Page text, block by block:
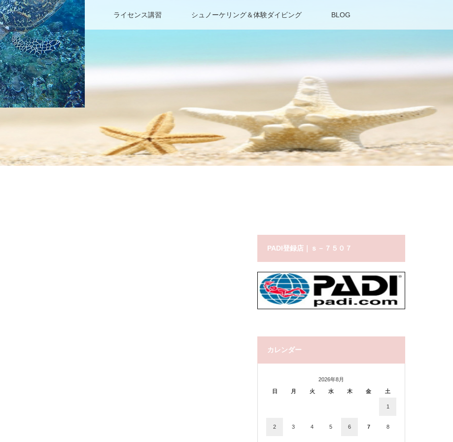
ファンダイビング ライセンス講習 シュノーケリング＆体験ダイビング BLOG
PADI登録店｜ｓ－７５０７
カレンダー
2026年8月
日
月 火 水 木 金 土
1
2 3 4 5 6 7 8